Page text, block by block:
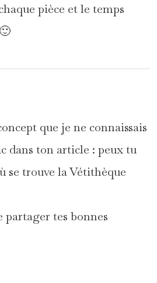
pièce et le temps
que je ne connaissais
dans ton article : peux tu
se trouve la Vétithèque
tes bonnes